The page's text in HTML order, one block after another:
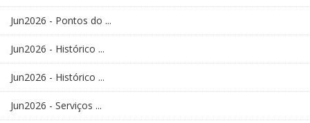
Jun2026 - Pontos do ...
Jun2026 - Histórico ...
Jun2026 - Histórico ...
Jun2026 - Serviços ...